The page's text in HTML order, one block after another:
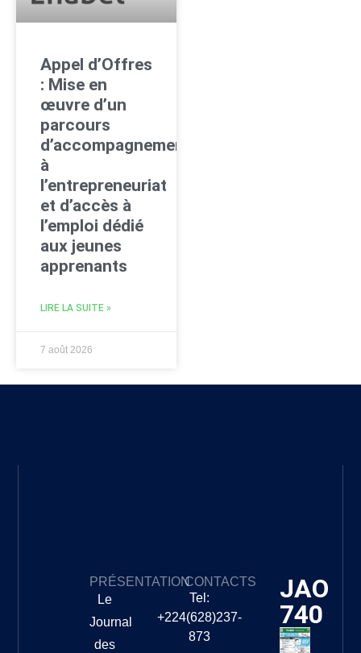
Appel d’Offres
: Mise en
œuvre d’un
parcours
d’accompagnement
à
l’entrepreneuriat
et d’accès à
l’emploi dédié
aux jeunes
apprenants
LIRE LA SUITE »
7 août 2026
PRÉSENTATION
Le
Journal
des
CONTACTS
Tel:
+224(628)237-
873
JAO
740